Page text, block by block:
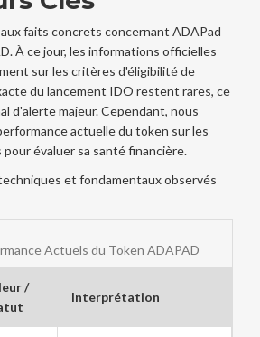
faits concrets concernant ADAPad
.À ce jour, les informations officielles
sur les critères d'éligibilité de
du lancement IDO restent rares, ce
d'alerte majeur. Cependant, nous
actuelle du token sur les
évaluer sa santé financière.
et fondamentaux observés
Actuels du Token ADAPAD
/
Interprétation